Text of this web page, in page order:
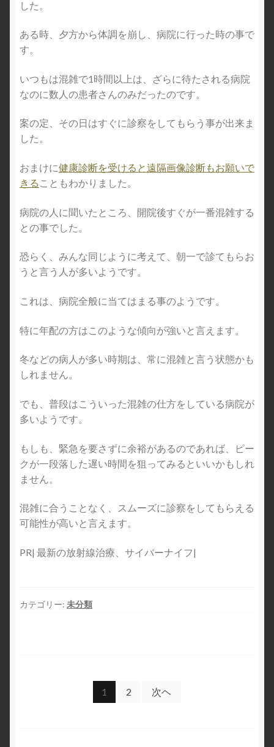
した。
ある時、夕方から体調を崩し、病院に行った時の事で
す。
いつもは混雑で1時間以上は、ざらに待たされる病院
なのに数人の患者さんのみだったのです。
案の定、その日はすぐに診察をしてもらう事が出来ま
した。
おまけに健康診断を受けると遠隔画像診断もお願いで
きる こともわかりました。
病院の人に聞いたところ、開院後すぐが一番混雑する
との事でした。
恐らく、みんな同じように考えて、朝一で診てもらお
うと言う人が多いようです。
これは、病院全般に当てはまる事のようです。
特に年配の方はこのような傾向が強いと言えます。
冬などの病人が多い時期は、常に混雑と言う状態かも
しれません。
でも、普段はこういった混雑の仕方をしている病院が
多いようです。
もしも、緊急を要さずに余裕があるのであれば、ピー
クが一段落した遅い時間を狙ってみるといいかもしれ
ません。
混雑に合うことなく、スムーズに診察をしてもらえる
可能性が高いと言えます。
PR| 最新の放射線治療、サイバーナイフ|
カテゴリー: 未分類
1 2 次ヘ